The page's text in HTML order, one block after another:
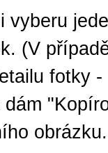
vyberu
(V
fotky
obrázku.